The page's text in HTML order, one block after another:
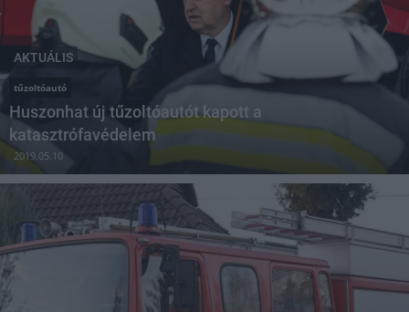
AKTUÁLIS
tűzoltóautó
Huszonhat új tűzoltóautót kapott a
katasztrófavédelem
2019.05.10